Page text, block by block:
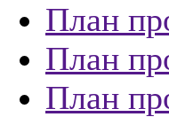
План
План
План